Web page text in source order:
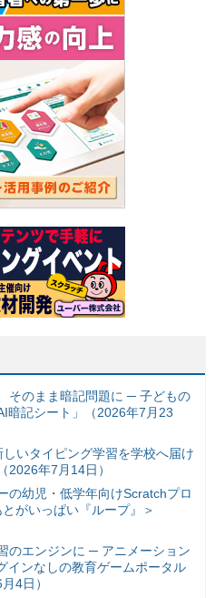
そのまま暗記問題に ─ 子どもの
暗記シート」（2026年7月23
いタイピング学習を学校へ届け
2026年7月14日）
の幼児・低学年向けScratchプロ
がいっぱい『ループ』＞
のエンジンに ─ アニメーション
インなしの教育ゲームポータル
4日）